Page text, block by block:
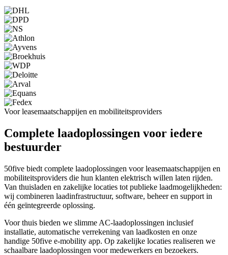
Voor leasemaatschappijen en mobiliteitsproviders
Complete laadoplossingen voor iedere
bestuurder
50five biedt complete laadoplossingen voor leasemaatschappijen en
mobiliteitsproviders die hun klanten elektrisch willen laten rijden.
Van thuisladen en zakelijke locaties tot publieke laadmogelijkheden:
wij combineren laadinfrastructuur, software, beheer en support in
één geïntegreerde oplossing.
Voor thuis bieden we slimme AC-laadoplossingen inclusief
installatie, automatische verrekening van laadkosten en onze
handige 50five e‑mobility app. Op zakelijke locaties realiseren we
schaalbare laadoplossingen voor medewerkers en bezoekers.